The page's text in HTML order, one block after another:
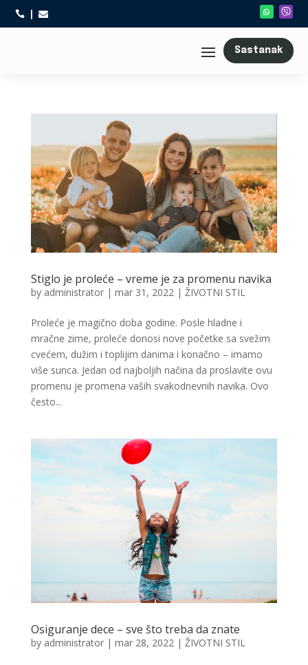
 
Sastanak
Stiglo je proleće – vreme je za promenu navika
by administrator| mar 31, 2022 | ŽIVOTNI STIL
Proleće je magično doba godine. Posle hladne i
mračne zime, proleće donosi nove početke sa svežim
cvećem, dužim i toplijim danima i konačno – imamo
više sunca. Jedan od najboljih načina da proslavite ovu
promenu je promena vaših svakodnevnih navika. Ovo
često...
Osiguranje dece – sve što treba da znate
by administrator| mar 28, 2022 | ŽIVOTNI STIL